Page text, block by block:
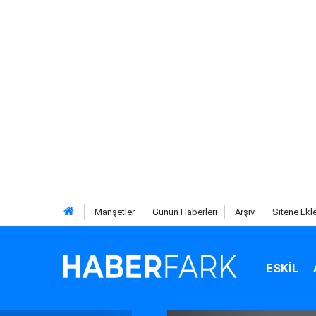
Manşetler Günün Haberleri Arşiv Sitene
ESKIL